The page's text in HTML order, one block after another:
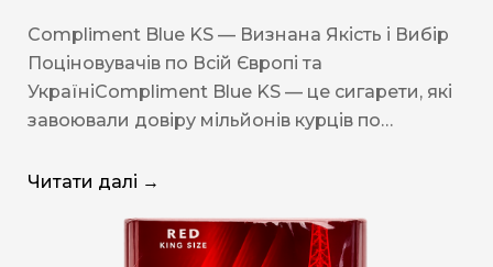
Compliment Blue KS — Визнана Якість і Вибір
Поціновувачів по Всій Європі та
УкраїніCompliment Blue KS — це сигарети, які
завоювали довіру мільйонів курців по…
Читати далі →